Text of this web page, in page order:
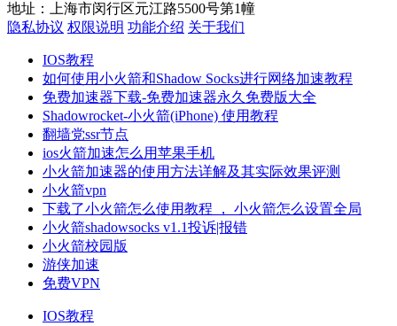
地址：上海市闵行区元江路5500号第1幢
隐私协议 权限说明 功能介绍 关于我们
IOS教程
如何使用小火箭和Shadow Socks进行网络加速教程
免费加速器下载-免费加速器永久免费版大全
Shadowrocket-小火箭(iPhone) 使用教程
翻墙党ssr节点
ios火箭加速怎么用苹果手机
小火箭加速器的使用方法详解及其实际效果评测
小火箭vpn
下载了小火箭怎么使用教程 ， 小火箭怎么设置全局
小火箭shadowsocks v1.1投诉|报错
小火箭校园版
游侠加速
免费VPN
IOS教程